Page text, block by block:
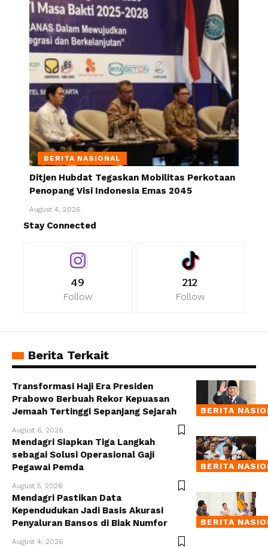
BERITA NASIONAL
Ditjen Hubdat Tegaskan Mobilitas Perkotaan
Penopang Visi Indonesia Emas 2045
August 4, 2026
Stay Connected
49
Follow
212
Follow
Berita Terkait
BERITA
Transformasi Haji Era Presiden
Prabowo Berbuah Rekor Kepuasan
Jemaah Tertinggi Sepanjang Sejarah
August 6, 2026
BERITA
Mendagri Siapkan Tiga Langkah
sebagai Solusi Operasional Gaji
Pegawai Pemda
August 5, 2026
BERITA
Mendagri Pastikan Data
Kependudukan Jadi Basis Akurasi
Penyaluran Bansos di Biak Numfor
August 4, 2026